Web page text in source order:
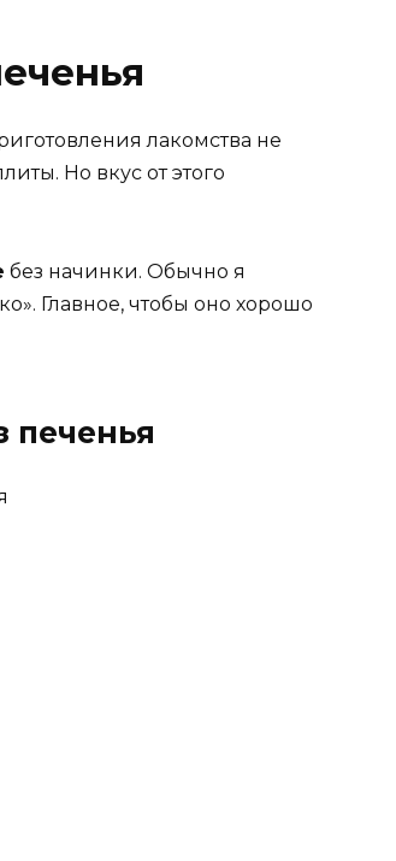
лакомства не
Но вкус от этого
без начинки. Обычно я
Главное, чтобы оно хорошо
печенья